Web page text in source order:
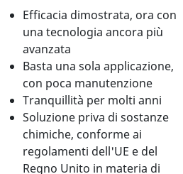
Efficacia dimostrata, ora con
una tecnologia ancora più
avanzata
Basta una sola applicazione,
con poca manutenzione
Tranquillità per molti anni
Soluzione priva di sostanze
chimiche, conforme ai
regolamenti dell'UE e del
Regno Unito in materia di